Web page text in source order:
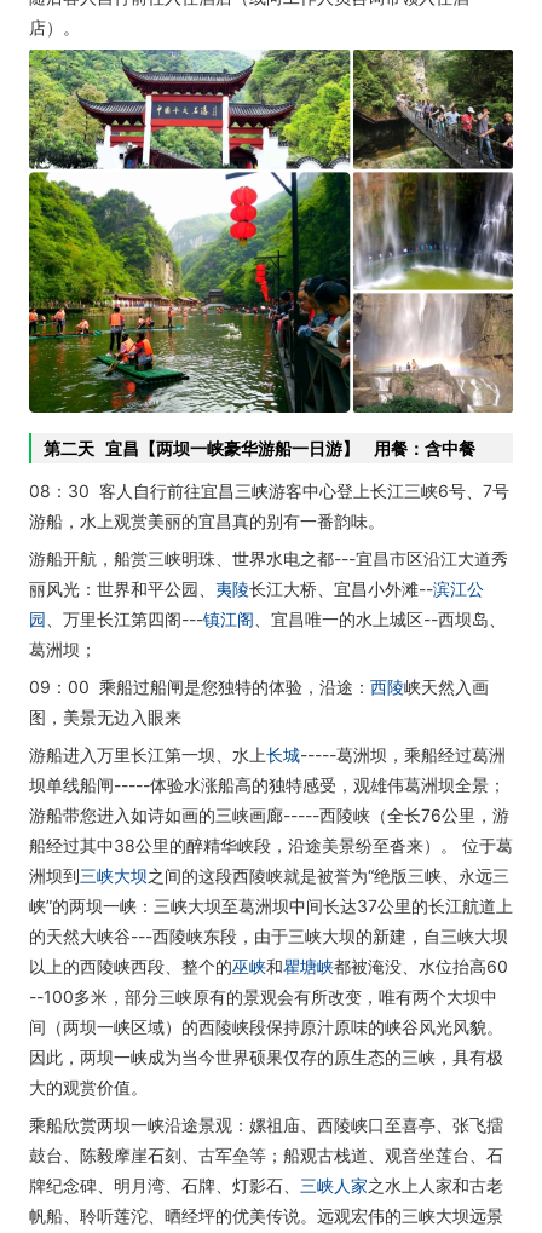
店）。
第二天 宜昌【两坝一峡豪华游船一日游】 用餐：含中餐
08：30 客人自行前往宜昌三峡游客中心登上长江三峡6号、7号
游船，水上观赏美丽的宜昌真的别有一番韵味。
游船开航，船赏三峡明珠、世界水电之都---宜昌市区沿江大道秀
丽风光：世界和平公园、 夷陵长江大桥、宜昌小外滩--滨江公
园 、万里长江第四阁---镇江阁 、宜昌唯一的水上城区--西坝岛、
葛洲坝；
09：00 乘船过船闸是您独特的体验，沿途： 西陵峡天然入画
图，美景无边入眼来
游船进入万里长江第一坝、水上长城-----葛洲坝，乘船经过葛洲
坝单线船闸-----体验水涨船高的独特感受，观雄伟葛洲坝全景；
游船带您进入如诗如画的三峡画廊-----西陵峡（全长76公里，游
船经过其中38公里的醉精华峡段，沿途美景纷至沓来）。 位于葛
洲坝到三峡大坝之间的这段西陵峡就是被誉为“绝版三峡、永远三
峡”的两坝一峡：三峡大坝至葛洲坝中间长达37公里的长江航道上
的天然大峡谷---西陵峡东段，由于三峡大坝的新建，自三峡大坝
以上的西陵峡西段、整个的巫峡和瞿塘峡都被淹没、水位抬高60
--100多米，部分三峡原有的景观会有所改变，唯有两个大坝中
间（两坝一峡区域）的西陵峡段保持原汁原味的峡谷风光风貌。
因此，两坝一峡成为当今世界硕果仅存的原生态的三峡，具有极
大的观赏价值。
乘船欣赏两坝一峡沿途景观：嫘祖庙、西陵峡口至喜亭、张飞擂
鼓台、陈毅摩崖石刻、古军垒等；船观古栈道、观音坐莲台、石
牌纪念碑、明月湾、石牌、灯影石、 三峡人家之水上人家和古老
帆船、聆听莲沱、晒经坪的优美传说。远观宏伟的三峡大坝远景